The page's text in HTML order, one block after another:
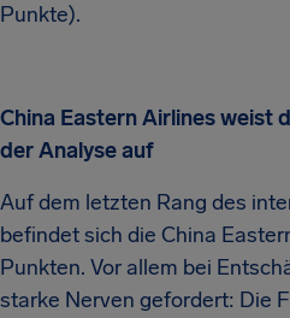
Punkte).
China Eastern Airlines weist
der Analyse auf
Auf dem letzten Rang des
befindet sich die China
Punkten. Vor allem bei
starke Nerven gefordert: Die